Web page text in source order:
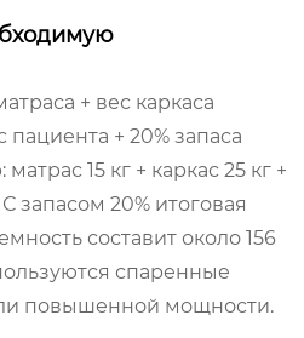
+ вес каркаса
+ 20% запаса
15 кг + каркас 25 кг +
запасом 20% итоговая
составит около 156
спаренные
повышенной мощности.